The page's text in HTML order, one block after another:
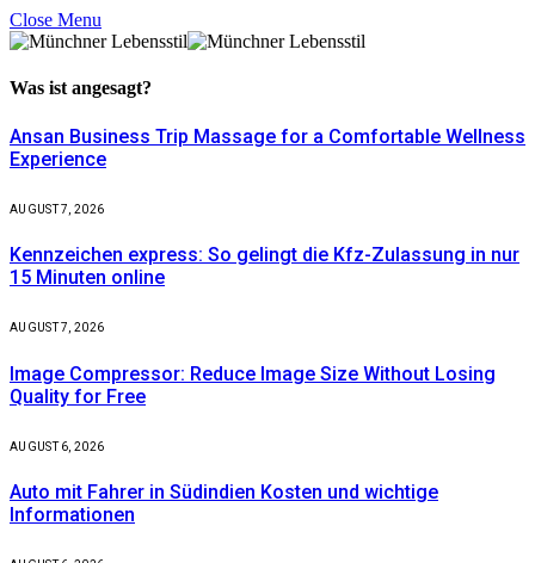
Close Menu
Was ist angesagt?
Ansan Business Trip Massage for a Comfortable Wellness
Experience
AUGUST 7, 2026
Kennzeichen express: So gelingt die Kfz-Zulassung in nur
15 Minuten online
AUGUST 7, 2026
Image Compressor: Reduce Image Size Without Losing
Quality for Free
AUGUST 6, 2026
Auto mit Fahrer in Südindien Kosten und wichtige
Informationen